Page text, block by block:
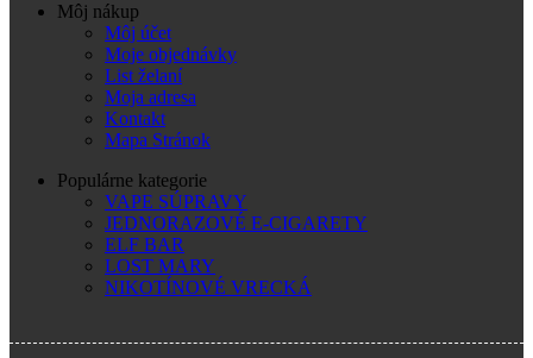
Môj nákup
Môj účet
Moje objednávky
List želaní
Moja adresa
Kontakt
Mapa Stránok
Populárne kategorie
VAPE SÚPRAVY
JEDNORAZOVÉ E-CIGARETY
ELF BAR
LOST MARY
NIKOTÍNOVÉ VRECKÁ